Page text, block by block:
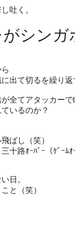
吐く。
シンガ
出て切るを繰り返
全てアタッカーで
いるのか？
ばし（笑）
十路ｵｰﾊﾞｰ（ｹﾞｰﾑｵ
日。
と（笑）